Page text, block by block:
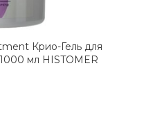
Крио-Гель для
мл HISTOMER